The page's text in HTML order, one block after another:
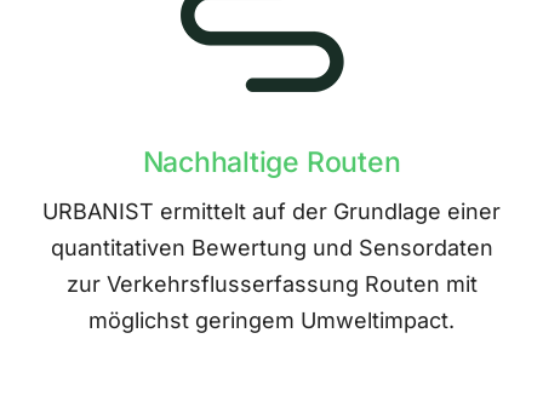
Nachhaltige Routen
URBANIST ermittelt auf der Grundlage einer
quantitativen Bewertung und Sensordaten
zur Verkehrsflusserfassung Routen mit
möglichst geringem Umweltimpact.